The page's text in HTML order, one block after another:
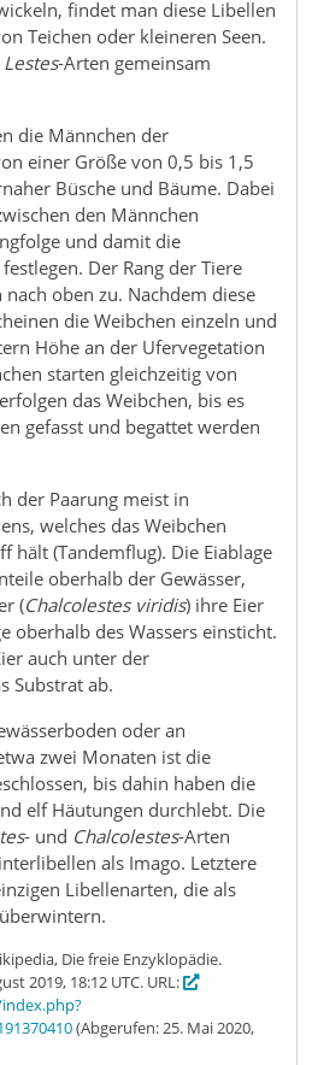
findet man diese Libellen
Teichen oder kleineren Seen.
Lestes-Arten gemeinsam
die Männchen der
einer Größe von 0,5 bis 1,5
Büsche und Bäume. Dabei
den Männchen
und damit die
Der Rang der Tiere
oben zu. Nachdem diese
die Weibchen einzeln und
Höhe an der Ufervegetation
starten gleichzeitig von
das Weibchen, bis es
gefasst und begattet werden
der Paarung meist in
welches das Weibchen
hält (Tandemflug). Die Eiablage
oberhalb der Gewässer,
(Chalcolestes viridis) ihre Eier
oberhalb des Wassers einsticht.
auch unter der
Substrat ab.
oder an
zwei Monaten ist die
bis dahin haben die
elf Häutungen durchlebt. Die
- und Chalcolestes-Arten
als Imago. Letztere
Libellenarten, die als
Die freie Enzyklopädie.
2019, 18:12 UTC. URL:
(Abgerufen: 25. Mai 2020,